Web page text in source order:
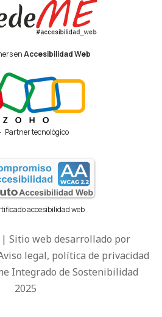
enAccesibilidad Web
Partner tecnológico
accesibilidad web
Sitio web desarrollado por
legal, política de privacidad
Integrado de Sostenibilidad
2025